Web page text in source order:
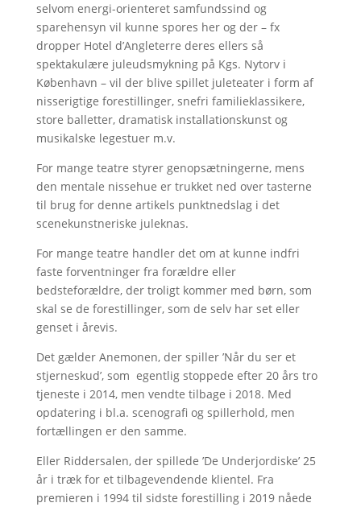
selvom energi-orienteret samfundssind og
sparehensyn vil kunne spores her og der – fx
dropper Hotel d’Angleterre deres ellers så
spektakulære juleudsmykning på Kgs. Nytorv i
København – vil der blive spillet juleteater i form af
nisserigtige forestillinger, snefri familieklassikere,
store balletter, dramatisk installationskunst og
musikalske legestuer m.v.
For mange teatre styrer genopsætningerne, mens
den mentale nissehue er trukket ned over tasterne
til brug for denne artikels punktnedslag i det
scenekunstneriske juleknas.
For mange teatre handler det om at kunne indfri
faste forventninger fra forældre eller
bedsteforældre, der troligt kommer med børn, som
skal se de forestillinger, som de selv har set eller
genset i årevis.
Det gælder Anemonen, der spiller ’Når du ser et
stjerneskud’, som egentlig stoppede efter 20 års tro
tjeneste i 2014, men vendte tilbage i 2018. Med
opdatering i bl.a. scenografi og spillerhold, men
fortællingen er den samme.
Eller Riddersalen, der spillede ’De Underjordiske’ 25
år i træk for et tilbagevendende klientel. Fra
premieren i 1994 til sidste forestilling i 2019 nåede